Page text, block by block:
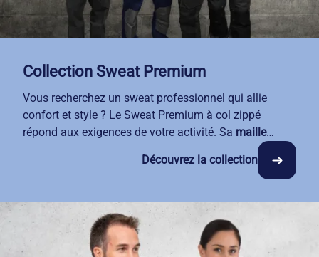
Collection Sweat Premium
Vous recherchez un sweat professionnel qui allie
confort et style ? Le Sweat Premium à col zippé
répond aux exigences de votre activité. Sa maille
durabilité. Les rappels bicolores subtils valorisent vos
équipes. Avec Netexial, vous louez et entretenez vos
vêtements sans contrainte : nous gérons la logistique,
vous vous concentrez sur votre métier.
Découvrez la collection